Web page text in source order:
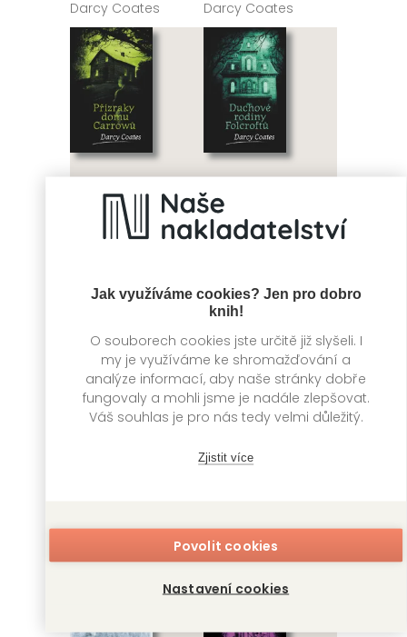
Jak využíváme cookies? Jen pro dobro
knih!
O souborech cookies jste určitě již slyšeli. I
my je využíváme ke shromažďování a
analýze informací, aby naše stránky dobře
fungovaly a mohli jsme je nadále zlepšovat.
Váš souhlas je pro nás tedy velmi důležitý.
Zjistit více
Povolit cookies
Nastavení cookies
Darcy Coates Darcy Coates
Darcy Coates
Darcy Coates
Záhada domu
Marwicků
Darcy Coates